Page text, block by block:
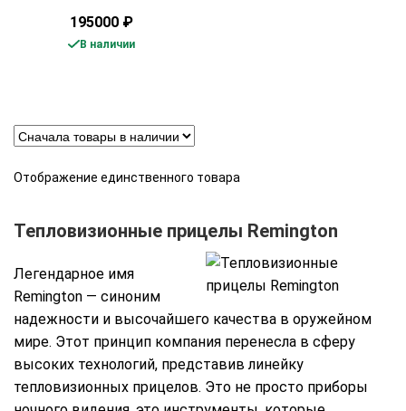
195000 ₽
В наличии
Отображение единственного товара
Тепловизионные прицелы Remington
Легендарное имя
Remington — синоним
надежности и высочайшего качества в оружейном
мире. Этот принцип компания перенесла в сферу
высоких технологий, представив линейку
тепловизионных прицелов. Это не просто приборы